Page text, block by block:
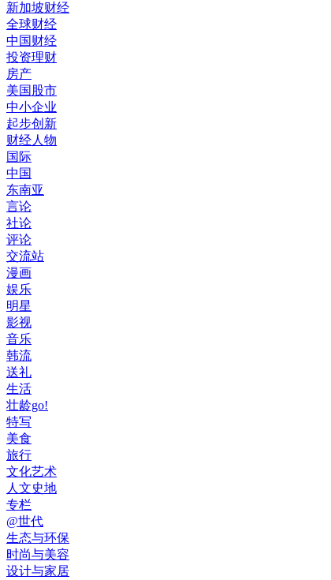
新加坡财经
全球财经
中国财经
投资理财
房产
美国股市
中小企业
起步创新
财经人物
国际
中国
东南亚
言论
社论
评论
交流站
漫画
娱乐
明星
影视
音乐
韩流
送礼
生活
壮龄go!
特写
美食
旅行
文化艺术
人文史地
专栏
@世代
生态与环保
时尚与美容
设计与家居